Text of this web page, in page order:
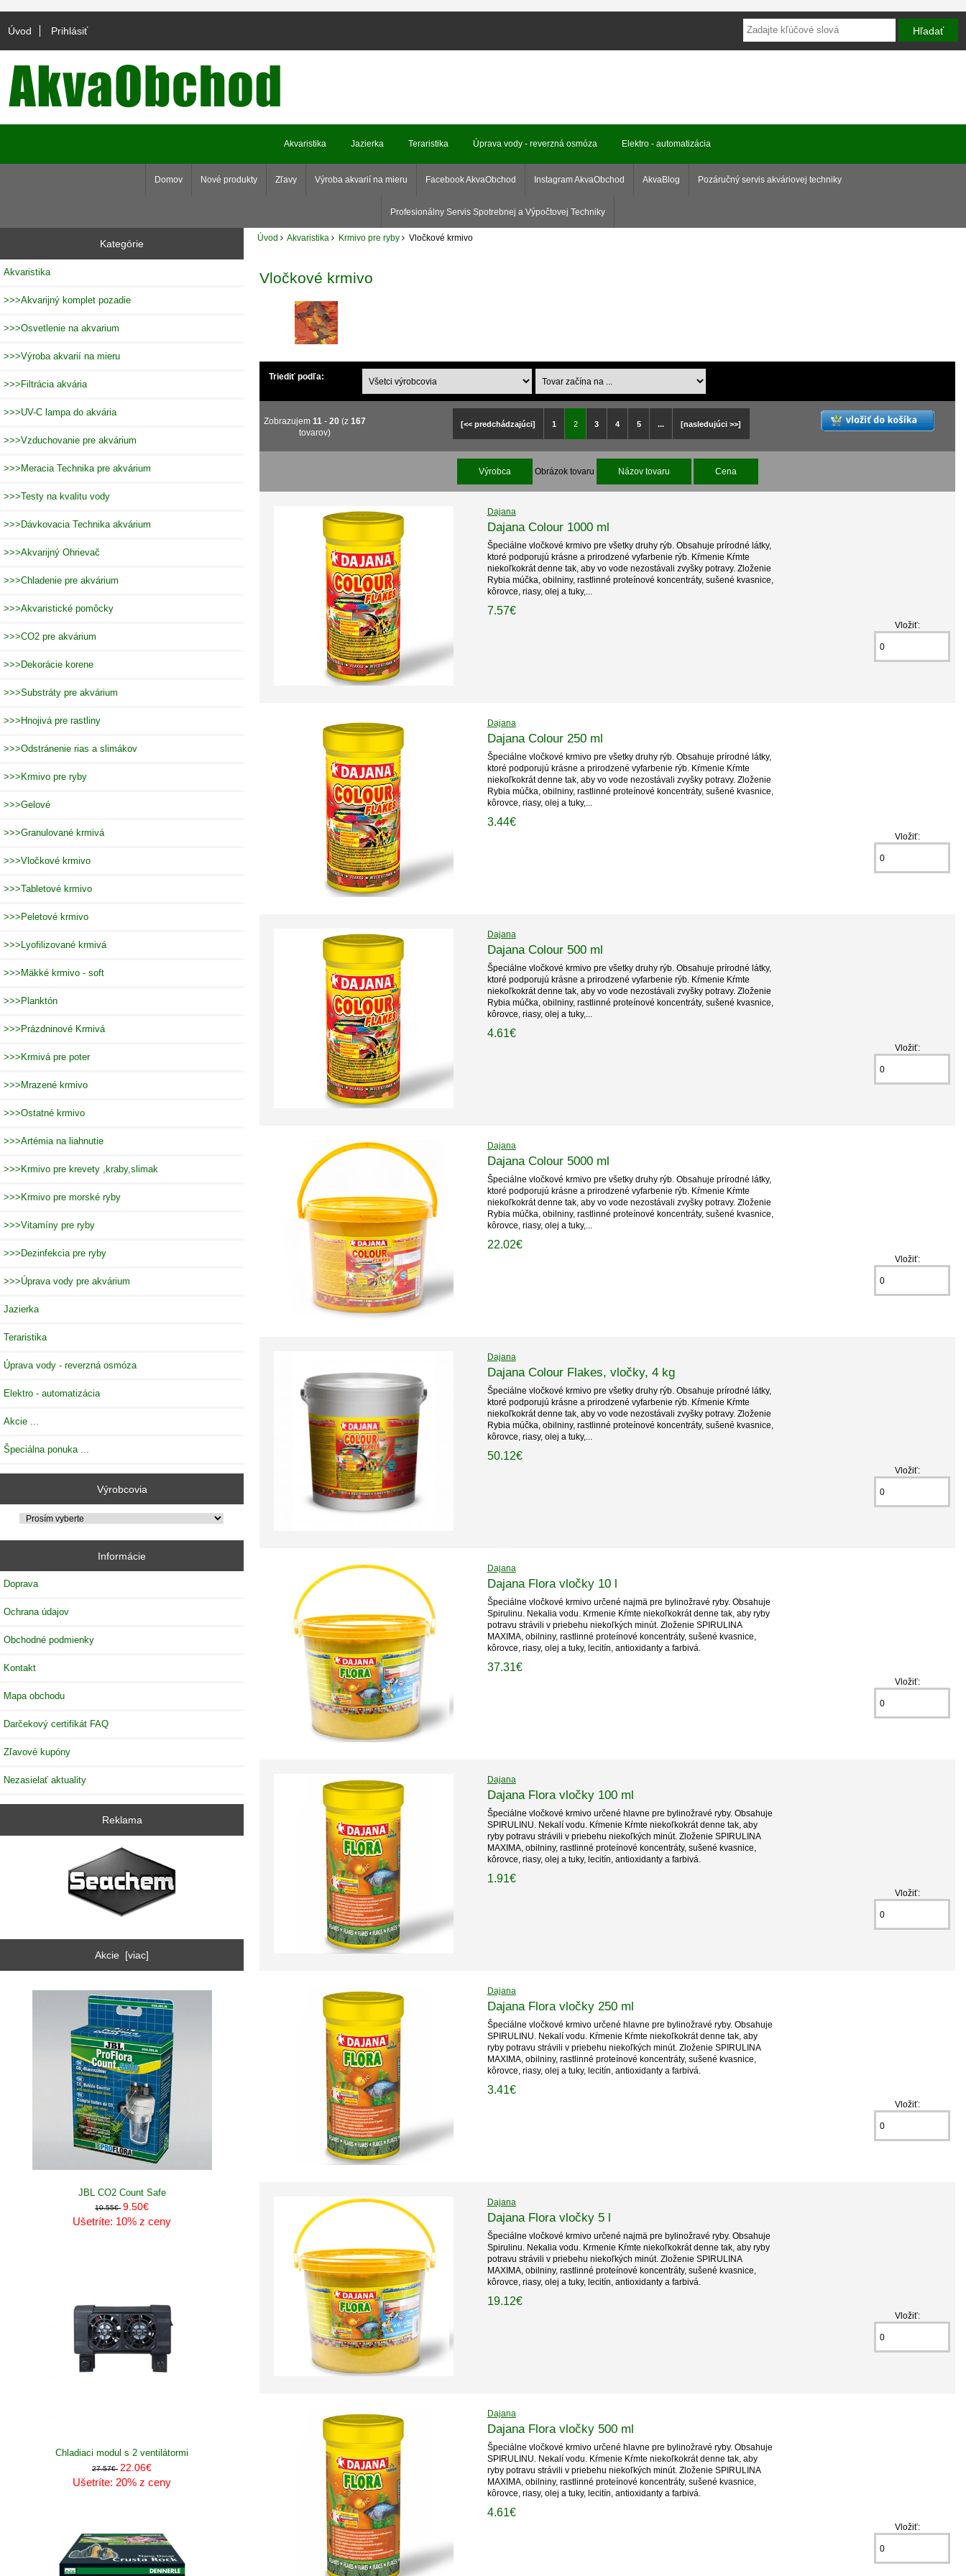
Úvod Prihlásiť
Akvaristika Jazierka Teraristika Úprava vody - reverzná osmóza Elektro - automatizácia
Domov Nové produkty Zľavy Výroba akvarií na mieru Facebook AkvaObchod Instagram AkvaObchod AkvaBlog Pozáručný servis akváriovej techniky
Profesionálny Servis Spotrebnej a Výpočtovej Techniky
Kategórie
Akvaristika
>>>Akvarijný komplet pozadie
>>>Osvetlenie na akvarium
>>>Výroba akvarií na mieru
>>>Filtrácia akvária
>>>UV-C lampa do akvária
>>>Vzduchovanie pre akvárium
>>>Meracia Technika pre akvárium
>>>Testy na kvalitu vody
>>>Dávkovacia Technika akvárium
>>>Akvarijný Ohrievač
>>>Chladenie pre akvárium
>>>Akvaristické pomôcky
>>>CO2 pre akvárium
>>>Dekorácie korene
>>>Substráty pre akvárium
>>>Hnojivá pre rastliny
>>>Odstránenie rias a slimákov
>>>Krmivo pre ryby
>>>Gelové
>>>Granulované krmivá
>>>Vločkové krmivo
>>>Tabletové krmivo
>>>Peletové krmivo
>>>Lyofilizované krmivá
>>>Mäkké krmivo - soft
>>>Planktón
>>>Prázdninové Krmivá
>>>Krmivá pre poter
>>>Mrazené krmivo
>>>Ostatné krmivo
>>>Artémia na liahnutie
>>>Krmivo pre krevety ,kraby,slimak
>>>Krmivo pre morské ryby
>>>Vitamíny pre ryby
>>>Dezinfekcia pre ryby
>>>Úprava vody pre akvárium
Jazierka
Teraristika
Úprava vody - reverzná osmóza
Elektro - automatizácia
Akcie ...
Špeciálna ponuka ...
Výrobcovia
Informácie
Doprava
Ochrana údajov
Obchodné podmienky
Kontakt
Mapa obchodu
Darčekový certifikát FAQ
Zľavové kupóny
Nezasielať aktuality
Reklama
Akcie [viac]
JBL CO2 Count Safe
10.55€ 9.50€
Ušetríte: 10% z ceny
Chladiaci modul s 2 ventilátormi
27.57€ 22.06€
Ušetríte: 20% z ceny
Úvod Akvaristika Krmivo pre ryby Vločkové krmivo
Vločkové krmivo
Triediť podľa:
[<< predchádzajúci] 1 2 3 4 5 ... [nasledujúci >>]
Zobrazujem 11 - 20(z 167
tovarov)
Výrobca Obrázok tovaru Názov tovaru Cena
Dajana
Dajana Colour 1000 ml
Špeciálne vločkové krmivo pre všetky druhy rýb. Obsahuje prírodné látky,
ktoré podporujú krásne a prirodzené vyfarbenie rýb. Kŕmenie Kŕmte
niekoľkokrát denne tak, aby vo vode nezostávali zvyšky potravy. Zloženie
Rybia múčka, obilniny, rastlinné proteínové koncentráty, sušené kvasnice,
kôrovce, riasy, olej a tuky,...
7.57€
Vložiť:
Dajana
Dajana Colour 250 ml
Špeciálne vločkové krmivo pre všetky druhy rýb. Obsahuje prírodné látky,
ktoré podporujú krásne a prirodzené vyfarbenie rýb. Kŕmenie Kŕmte
niekoľkokrát denne tak, aby vo vode nezostávali zvyšky potravy. Zloženie
Rybia múčka, obilniny, rastlinné proteínové koncentráty, sušené kvasnice,
kôrovce, riasy, olej a tuky,...
3.44€
Vložiť:
Dajana
Dajana Colour 500 ml
Špeciálne vločkové krmivo pre všetky druhy rýb. Obsahuje prírodné látky,
ktoré podporujú krásne a prirodzené vyfarbenie rýb. Kŕmenie Kŕmte
niekoľkokrát denne tak, aby vo vode nezostávali zvyšky potravy. Zloženie
Rybia múčka, obilniny, rastlinné proteínové koncentráty, sušené kvasnice,
kôrovce, riasy, olej a tuky,...
4.61€
Vložiť:
Dajana
Dajana Colour 5000 ml
Špeciálne vločkové krmivo pre všetky druhy rýb. Obsahuje prírodné látky,
ktoré podporujú krásne a prirodzené vyfarbenie rýb. Kŕmenie Kŕmte
niekoľkokrát denne tak, aby vo vode nezostávali zvyšky potravy. Zloženie
Rybia múčka, obilniny, rastlinné proteínové koncentráty, sušené kvasnice,
kôrovce, riasy, olej a tuky,...
22.02€
Vložiť:
Dajana
Dajana Colour Flakes, vločky, 4 kg
Špeciálne vločkové krmivo pre všetky druhy rýb. Obsahuje prírodné látky,
ktoré podporujú krásne a prirodzené vyfarbenie rýb. Kŕmenie Kŕmte
niekoľkokrát denne tak, aby vo vode nezostávali zvyšky potravy. Zloženie
Rybia múčka, obilniny, rastlinné proteínové koncentráty, sušené kvasnice,
kôrovce, riasy, olej a tuky,...
50.12€
Vložiť:
Dajana
Dajana Flora vločky 10 l
Špeciálne vločkové krmivo určené najmä pre bylinožravé ryby. Obsahuje
Spirulinu. Nekalia vodu. Krmenie Kŕmte niekoľkokrát denne tak, aby ryby
potravu strávili v priebehu niekoľkých minút. Zloženie SPIRULINA
MAXIMA, obilniny, rastlinné proteínové koncentráty, sušené kvasnice,
kôrovce, riasy, olej a tuky, lecitín, antioxidanty a farbivá.
37.31€
Vložiť:
Dajana
Dajana Flora vločky 100 ml
Špeciálne vločkové krmivo určené hlavne pre bylinožravé ryby. Obsahuje
SPIRULINU. Nekalí vodu. Kŕmenie Kŕmte niekoľkokrát denne tak, aby
ryby potravu strávili v priebehu niekoľkých minút. Zloženie SPIRULINA
MAXIMA, obilniny, rastlinné proteínové koncentráty, sušené kvasnice,
kôrovce, riasy, olej a tuky, lecitín, antioxidanty a farbivá.
1.91€
Vložiť:
Dajana
Dajana Flora vločky 250 ml
Špeciálne vločkové krmivo určené hlavne pre bylinožravé ryby. Obsahuje
SPIRULINU. Nekalí vodu. Kŕmenie Kŕmte niekoľkokrát denne tak, aby
ryby potravu strávili v priebehu niekoľkých minút. Zloženie SPIRULINA
MAXIMA, obilniny, rastlinné proteínové koncentráty, sušené kvasnice,
kôrovce, riasy, olej a tuky, lecitín, antioxidanty a farbivá.
3.41€
Vložiť:
Dajana
Dajana Flora vločky 5 l
Špeciálne vločkové krmivo určené najmä pre bylinožravé ryby. Obsahuje
Spirulinu. Nekalia vodu. Krmenie Kŕmte niekoľkokrát denne tak, aby ryby
potravu strávili v priebehu niekoľkých minút. Zloženie SPIRULINA
MAXIMA, obilniny, rastlinné proteínové koncentráty, sušené kvasnice,
kôrovce, riasy, olej a tuky, lecitín, antioxidanty a farbivá.
19.12€
Vložiť:
Dajana
Dajana Flora vločky 500 ml
Špeciálne vločkové krmivo určené hlavne pre bylinožravé ryby. Obsahuje
SPIRULINU. Nekalí vodu. Kŕmenie Kŕmte niekoľkokrát denne tak, aby
ryby potravu strávili v priebehu niekoľkých minút. Zloženie SPIRULINA
MAXIMA, obilniny, rastlinné proteínové koncentráty, sušené kvasnice,
kôrovce, riasy, olej a tuky, lecitín, antioxidanty a farbivá.
4.61€
Vložiť: